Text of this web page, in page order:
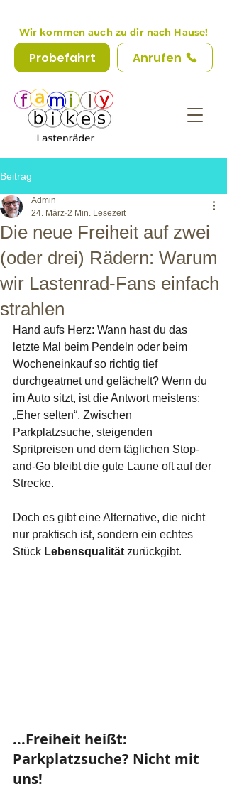
Wir kommen auch zu dir nach Hause!
Anrufen
Probefahrt
Beitrag
Die neue Freiheit auf zwei
(oder drei) Rädern: Warum
wir Lastenrad-Fans einfach
strahlen
Admin
24. März 2 Min. Lesezeit
Hand aufs Herz: Wann hast du das
letzte Mal beim Pendeln oder beim
Wocheneinkauf so richtig tief
durchgeatmet und gelächelt? Wenn du
im Auto sitzt, ist die Antwort meistens:
„Eher selten“. Zwischen
Parkplatzsuche, steigenden
Spritpreisen und dem täglichen Stop-
and-Go bleibt die gute Laune oft auf der
Strecke.
Doch es gibt eine Alternative, die nicht
nur praktisch ist, sondern ein echtes
Stück Lebensqualität zurückgibt.
...Freiheit heißt:
Parkplatzsuche? Nicht mit
uns!